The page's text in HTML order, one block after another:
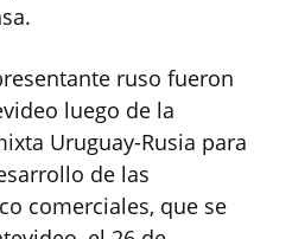
ruso fueron
luego de la
Uruguay-Rusia para
de las
comerciales, que se